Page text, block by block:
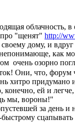
облачность,
про "щенят" http://
дому, и
как
очень озорно
Они, что, форум
хитро
конечно, ей и
умеем ведь
за день и